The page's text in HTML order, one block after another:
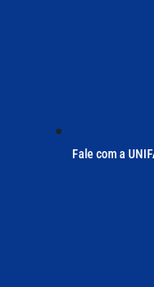
Fale com a